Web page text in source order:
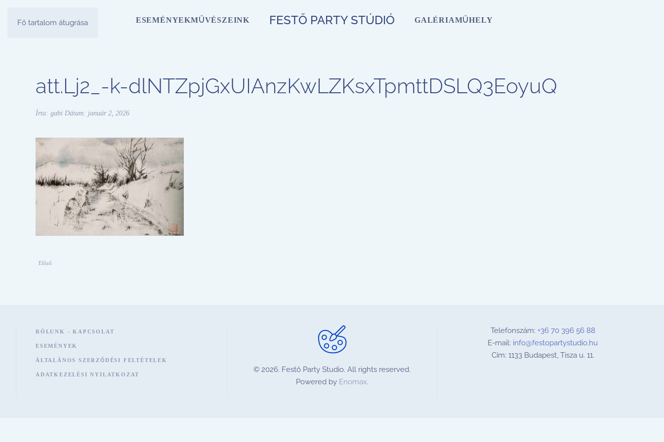
Fő tartalom átugrása ESEMÉNYEKMŰVÉSZEINK FESTŐ PARTY STÚDIÓ GALÉRIAMŰHELY
att.Lj2_-k-dlNTZpjGxUIAnzKwLZKsxTpmttDSLQ3EoyuQ
Írta: gabi Dátum: január 2, 2026
Előző
RÓLUNK - KAPCSOLAT
ESEMÉNYEK
ÁLTALÁNOS SZERZŐDÉSI FELTÉTELEK
ADATKEZELÉSI NYILATKOZAT
© 2026. Festő Party Studio. All rights reserved.
Powered by Enomax.
Telefonszám: +36 70 396 56 88
E-mail: info@festopartystudio.hu
Cím: 1133 Budapest, Tisza u. 11.